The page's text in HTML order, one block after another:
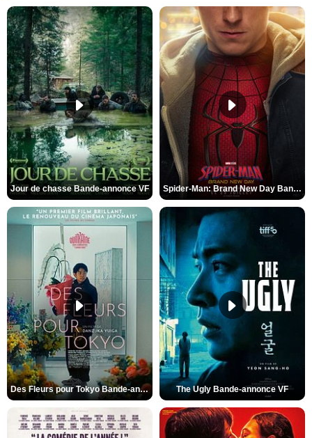
Jour de chasse Bande-annonce VF Spider-Man: Brand New Day Bande-annonce (3) VO STFR
Des Fleurs pour Tokyo Bande-annonce VO STFR The Ugly Bande-annonce VF